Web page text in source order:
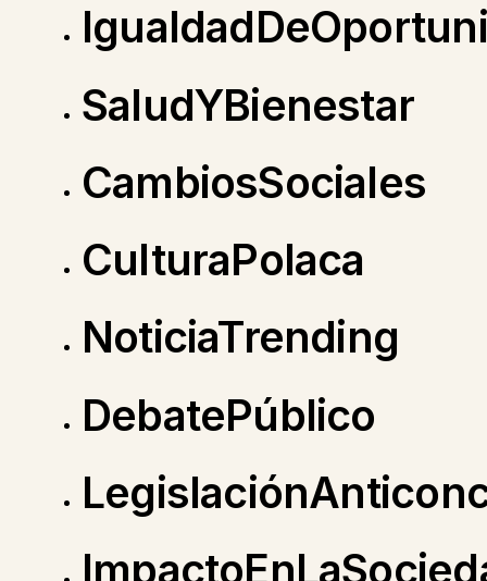
SaludYBienestar
CambiosSociales
CulturaPolaca
NoticiaTrending
DebatePúblico